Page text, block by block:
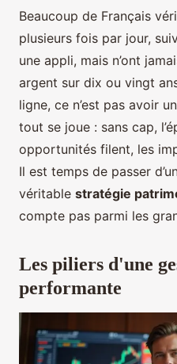
Beaucoup de Français
plusieurs fois par jour,
une appli, mais n’ont
argent sur dix ou vingt
ligne, ce n’est pas avoir
tout se joue : sans cap,
opportunités filent, les
Il est temps de passer
véritable stratégie
compte pas parmi les
Les piliers d'une
performante